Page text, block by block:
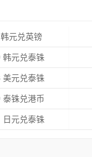
元兑英镑
韩元兑泰铢
美元兑泰铢
泰铢兑港币
日元兑泰铢